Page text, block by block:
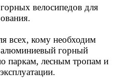
велосипедов для
всех, кому необходим
горный
паркам, лесным тропам и